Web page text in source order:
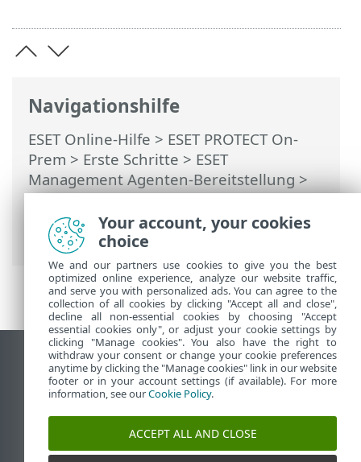
Navigationshilfe
ESET Online-Hilfe > ESET PROTECT On-
Prem > Erste Schritte > ESET
Management Agenten-Bereitstellung>
Lokale Bereitstellung>Installationsskript
für Agenten erstellen> Agenten-
Bereitstellung – Windows
Desktop-Site anzeigen
End of Life
ESET Knowledgebase
ESET-Forum
ESET Status Portal
Your account, your cookies
choice
We and our partners use cookies to give you the best
optimized online experience, analyze our website traffic,
and serve you with personalized ads. You can agree to the
collection of all cookies by clicking "Accept all and close",
decline all non-essential cookies by choosing "Accept
essential cookies only", or adjust your cookie settings by
clicking "Manage cookies". You also have the right to
withdraw your consent or change your cookie preferences
anytime by clicking the "Manage cookies" link in our website
footer or in your account settings (if available). For more
information, see ourCookie Policy.
ACCEPT ALL AND CLOSE